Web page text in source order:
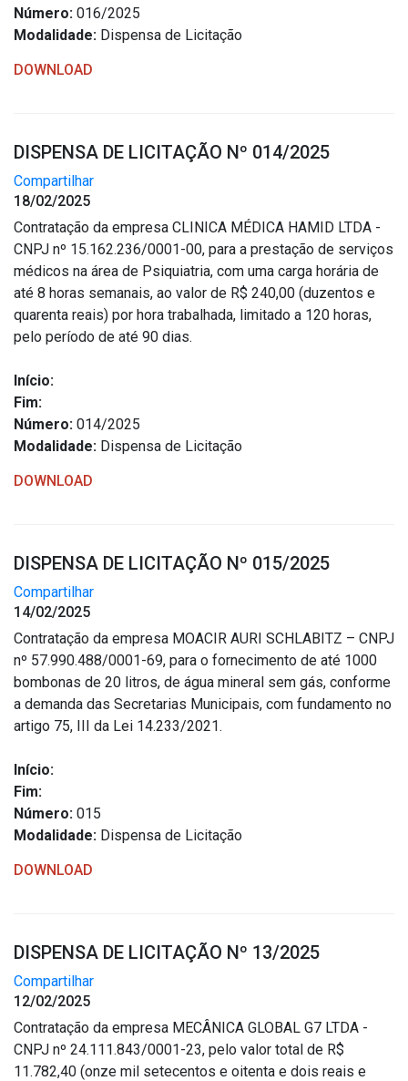
Número: 016/2025
Modalidade: Dispensa de Licitação
DOWNLOAD
DISPENSA DE LICITAÇÃO Nº 014/2025
Compartilhar
18/02/2025
Contratação da empresa CLINICA MÉDICA HAMID LTDA -
CNPJ nº 15.162.236/0001-00, para a prestação de serviços
médicos na área de Psiquiatria, com uma carga horária de
até 8 horas semanais, ao valor de R$ 240,00 (duzentos e
quarenta reais) por hora trabalhada, limitado a 120 horas,
pelo período de até 90 dias.
Início:
Fim:
Número: 014/2025
Modalidade: Dispensa de Licitação
DOWNLOAD
DISPENSA DE LICITAÇÃO Nº 015/2025
Compartilhar
14/02/2025
Contratação da empresa MOACIR AURI SCHLABITZ – CNPJ
nº 57.990.488/0001-69, para o fornecimento de até 1000
bombonas de 20 litros, de água mineral sem gás, conforme
a demanda das Secretarias Municipais, com fundamento no
artigo 75, III da Lei 14.233/2021.
Início:
Fim:
Número: 015
Modalidade: Dispensa de Licitação
DOWNLOAD
DISPENSA DE LICITAÇÃO Nº 13/2025
Compartilhar
12/02/2025
Contratação da empresa MECÂNICA GLOBAL G7 LTDA -
CNPJ nº 24.111.843/0001-23, pelo valor total de R$
11.782,40 (onze mil setecentos e oitenta e dois reais e